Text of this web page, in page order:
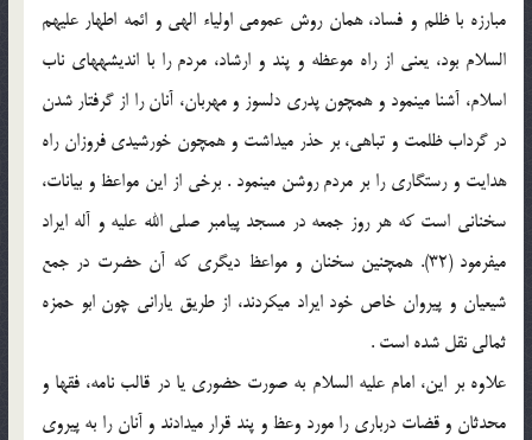
مبارزه با ظلم و فساد، همان روش عمومی اولیاء الهی و ائمه اطهار علیهم
السلام بود، یعنی از راه موعظه و پند و ارشاد، مردم را با اندیشه‏های ناب
اسلام، آشنا می‏نمود و همچون پدری دلسوز و مهربان، آنان را از گرفتار شدن
در گرداب ظلمت و تباهی، بر حذر می‏داشت و همچون خورشیدی فروزان راه
هدایت و رستگاری را بر مردم روشن می‏نمود . برخی از این مواعظ و بیانات،
سخنانی است که هر روز جمعه در مسجد پیامبر صلی الله علیه و آله ایراد
می‏فرمود (32). همچنین سخنان و مواعظ دیگری که آن حضرت در جمع
شیعیان و پیروان خاص خود ایراد می‏کردند، از طریق یارانی چون ابو حمزه
ثمالی نقل شده است .
علاوه بر این، امام علیه السلام به صورت حضوری یا در قالب نامه، فقها و
محدثان و قضات درباری را مورد وعظ و پند قرار می‏دادند و آنان را به پیروی